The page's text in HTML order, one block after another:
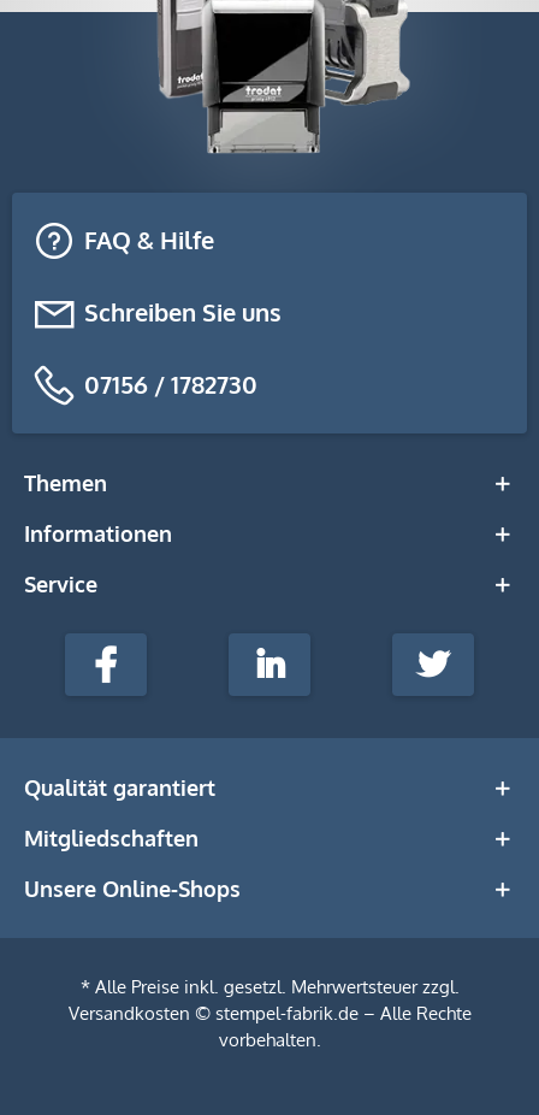
FAQ & Hilfe
Schreiben Sie uns
07156 / 1782730
Themen
Informationen
Service
stempel-
Media
Facebook LinkedIn Twitter
Qualität garantiert
Mitgliedschaften
Unsere Online-Shops
* Alle Preise inkl. gesetzl. Mehrwertsteuer zzgl.
Versandkosten © stempel-fabrik.de – Alle Rechte
vorbehalten.